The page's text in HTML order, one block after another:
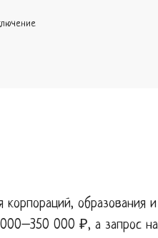
образования
000–350 000 ₽, а запрос на